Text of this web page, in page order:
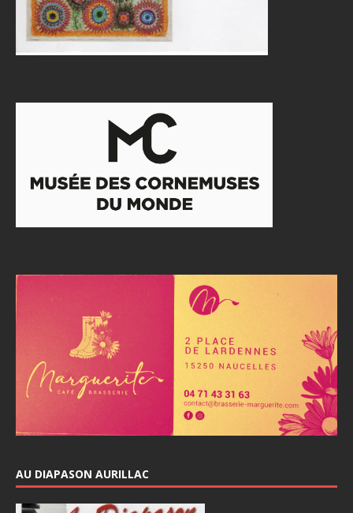
AU DIAPASON AURILLAC